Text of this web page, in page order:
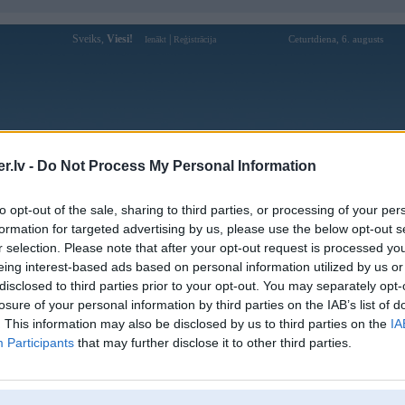
- Do Not Process My Personal Information
opt-out of the sale, sharing to third parties, or processing of your
for targeted advertising by us, please use the below opt-out
selection. Please note that after your opt-out request is processed
interest-based ads based on personal information utilized by us
to third parties prior to your opt-out. You may separately
of your personal information by third parties on the IAB’s list of
This information may also be disclosed by us to third parties on the
Participants that may further disclose it to other third parties.
Sveiks, Viesi! Ienākt Reģistrācija Ceturtdiena, 6. augusts
Forums Galerijas Reģistrācija Lietotāji
Lietotāja bong88coach2025 profils
Lietotājvārds:
bong88coach2025
Pilsēta:
Jaunjelgava
Ziņojumi forumā:
0
[Pēdējie ziņojumi forumā]